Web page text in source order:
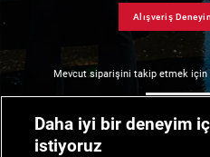
Alışveriş
Mevcut siparişini takip etmek için
Daha iyi bir deneyim
istiyoruz